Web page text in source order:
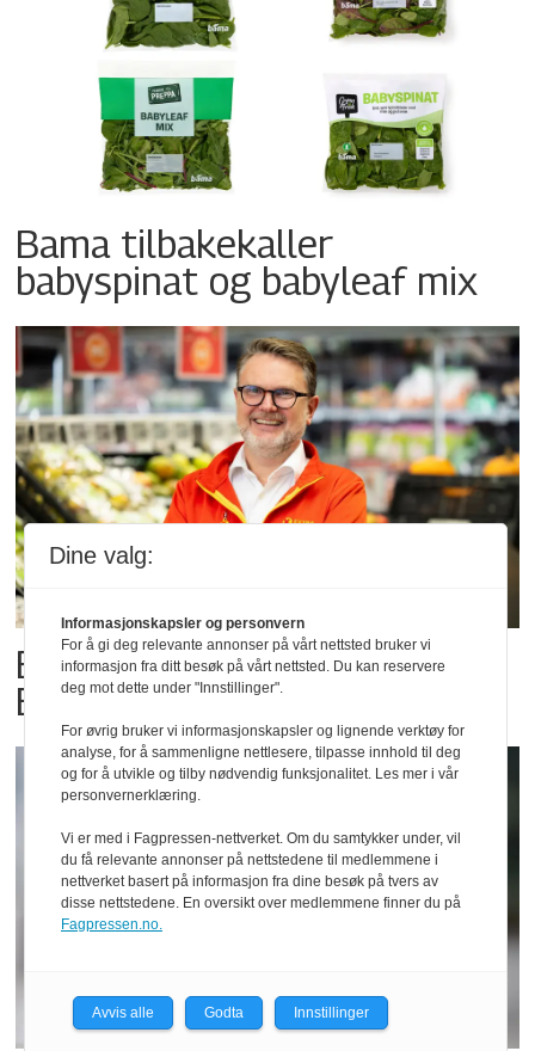
Bama tilbakekaller
babyspinat og babyleaf mix
Billigbonanza da Norge slo
Elfenbenkysten
Dine valg:
Informasjonskapsler og personvern
For å gi deg relevante annonser på vårt nettsted bruker vi
informasjon fra ditt besøk på vårt nettsted. Du kan reservere
deg mot dette under "Innstillinger".
For øvrig bruker vi informasjonskapsler og lignende verktøy for
analyse, for å sammenligne nettlesere, tilpasse innhold til deg
og for å utvikle og tilby nødvendig funksjonalitet. Les mer i vår
personvernerklæring.
Vi er med i Fagpressen-nettverket. Om du samtykker under, vil
du få relevante annonser på nettstedene til medlemmene i
nettverket basert på informasjon fra dine besøk på tvers av
disse nettstedene. En oversikt over medlemmene finner du på
Fagpressen.no.
Avvis alle Godta Innstillinger